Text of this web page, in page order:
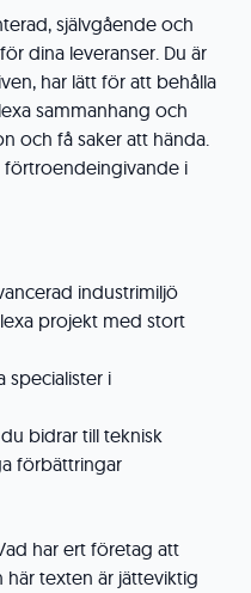
självgående och
dina leveranser. Du är
har lätt för att behålla
sammanhang och
och få saker att hända.
förtroendeingivande i
industrimiljö
projekt med stort
specialister i
bidrar till teknisk
förbättringar
har ert företag att
texten är jätteviktig